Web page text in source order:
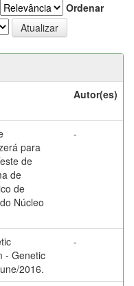
Ordenar
Autor(es)
para
de
de
de
Núcleo
-
- Genetic
2016.
-